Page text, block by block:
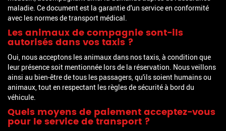
maladie. Ce document est la garantie d'un service en conformité
avec les normes de transport médical.
Les animaux de compagnie sont-ils
autorisés dans vos taxis ?
Oui, nous acceptons les animaux dans nos taxis, à condition que
leur présence soit mentionnée lors de la réservation. Nous veillons
ainsi au bien-être de tous les passagers, qu'ils soient humains ou
animaux, tout en respectant les règles de sécurité à bord du
véhicule.
Quels moyens de paiement acceptez-vous
pour le service de transport ?